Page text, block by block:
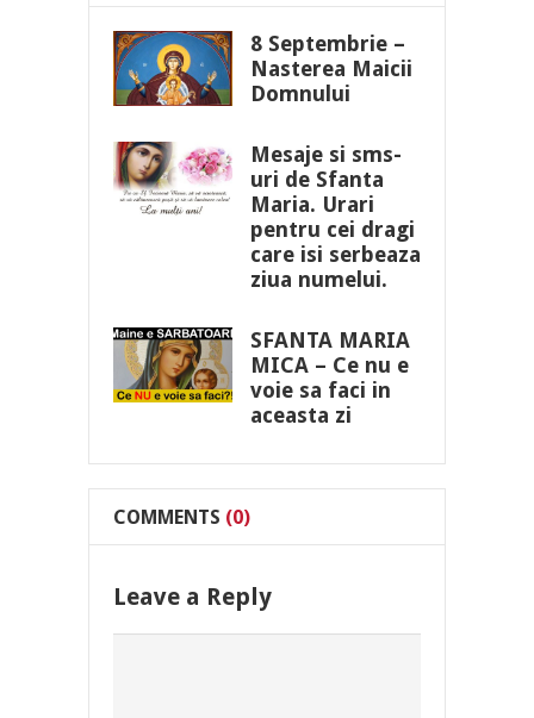
8 Septembrie –
Nasterea Maicii
Domnului
Mesaje si sms-
uri de Sfanta
Maria. Urari
pentru cei dragi
care isi serbeaza
ziua numelui.
SFANTA MARIA
MICA – Ce nu e
voie sa faci in
aceasta zi
COMMENTS (0)
Leave a Reply